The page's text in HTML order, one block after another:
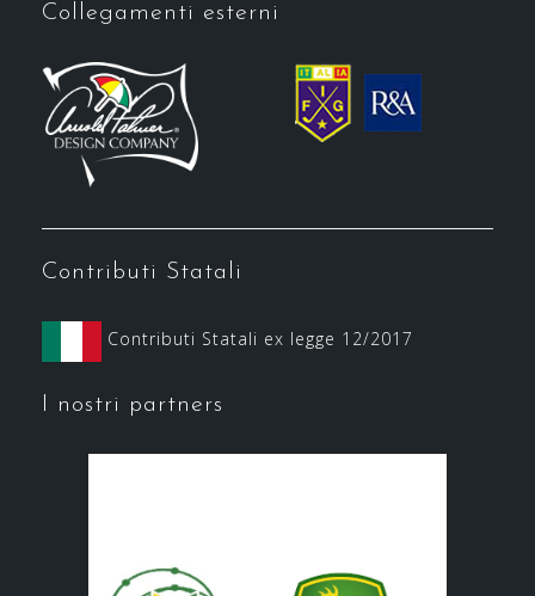
Collegamenti esterni
Contributi Statali
Contributi Statali ex legge 12/2017
I nostri partners